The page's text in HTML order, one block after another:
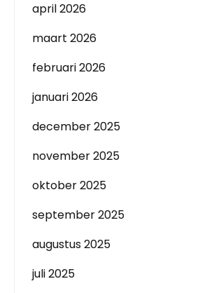
april 2026
maart 2026
februari 2026
januari 2026
december 2025
november 2025
oktober 2025
september 2025
augustus 2025
juli 2025